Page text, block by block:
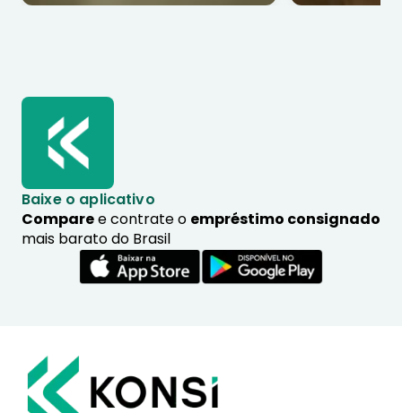
Baixe o aplicativo
Comparee contrate o empréstimo consignado
mais barato do Brasil